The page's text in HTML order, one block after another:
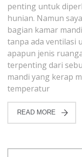
penting untuk
hunian. Namun
bagian kamar
tanpa ada ventilasi
apapun jenis
terpenting dari
mandi yang kerap
temperatur
READ MORE